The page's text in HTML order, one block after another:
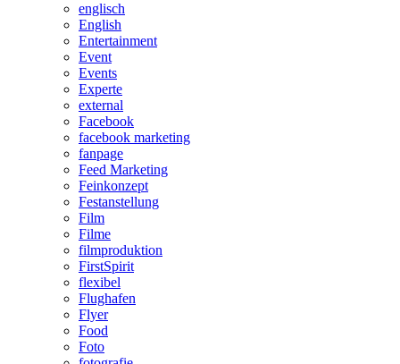
englisch
English
Entertainment
Event
Events
Experte
external
Facebook
facebook marketing
fanpage
Feed Marketing
Feinkonzept
Festanstellung
Film
Filme
filmproduktion
FirstSpirit
flexibel
Flughafen
Flyer
Food
Foto